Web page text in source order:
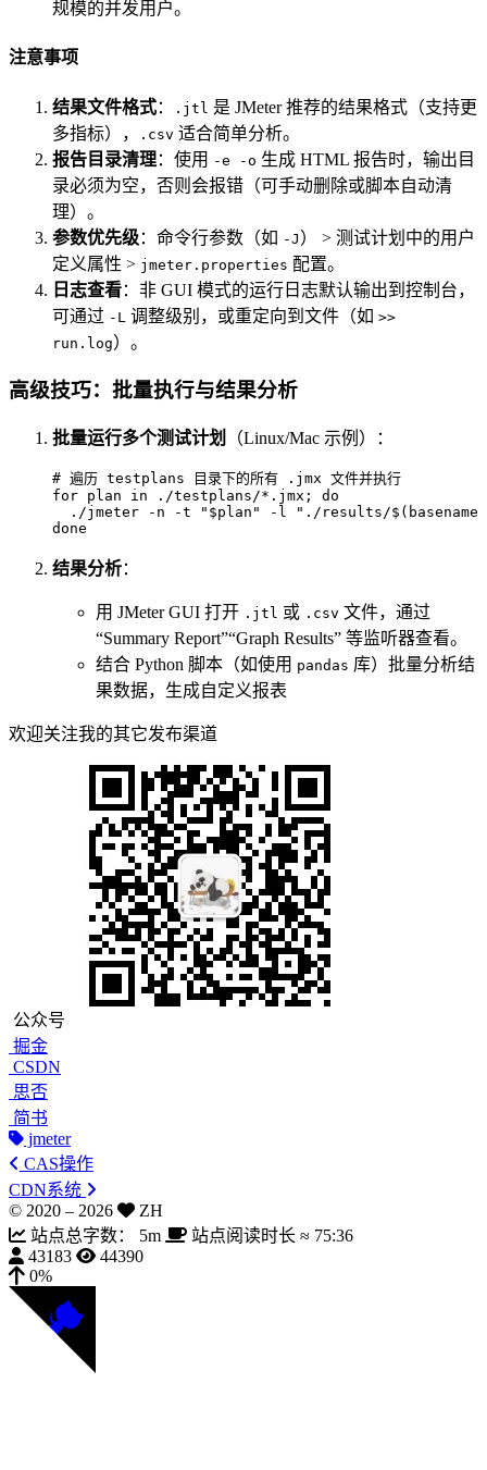
规模的并发用户。
注意事项
结果文件格式： .jtl 是 JMeter 推荐的结果格式（支持更
多指标），
.csv 适合简单分析。
报告目录清理：使用 -e -o 生成 HTML 报告时，输出目
录必须为空，否则会报错（可手动删除或脚本自动清
理）。
参数优先级：命令行参数（如 -J ） > 测试计划中的用户
定义属性 > jmeter.properties 配置。
日志查看：非 GUI 模式的运行日志默认输出到控制台，
可通过 -L 调整级别，或重定向到文件（如 >>
run.log）。
高级技巧：批量执行与结果分析
批量运行多个测试计划 （Linux/Mac 示例）：
# 遍历 testplans 目录下的所有 .jmx 文件并执行
for plan in ./testplans/*.jmx; do
  ./jmeter -n -t
" $plan " -l "./results/$(basename
done
结果分析：
用 JMeter GUI 打开 .jtl 或 .csv 文件，通过
“Summary Report”“Graph Results” 等监听器查看。
结合 Python 脚本（如使用 pandas 库）批量分析结
果数据，生成自定义报表
欢迎关注我的其它发布渠道
公众号
掘金
CSDN
思否
简书
jmeter
CAS操作
CDN系统
© 2020 – 2026
ZH
站点总字数：
5m 站点阅读时长 ≈ 75:36
43183
44390
0%